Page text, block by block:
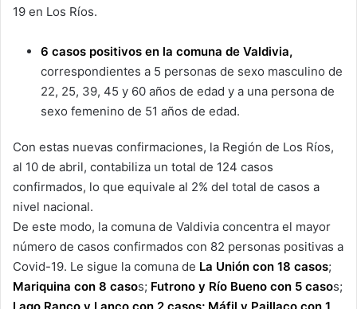
19 en Los Ríos.
6 casos positivos en la comuna de Valdivia,
correspondientes a 5 personas de sexo masculino de
22, 25, 39, 45 y 60 años de edad y a una persona de
sexo femenino de 51 años de edad.
Con estas nuevas confirmaciones, la Región de Los Ríos,
al 10 de abril, contabiliza un total de 124 casos
confirmados, lo que equivale al 2% del total de casos a
nivel nacional.
De este modo, la comuna de Valdivia concentra el mayor
número de casos confirmados con 82 personas positivas a
Covid-19. Le sigue la comuna de La Unión con 18 casos;
Mariquina con 8 casos; Futrono y Río Bueno con 5 casos;